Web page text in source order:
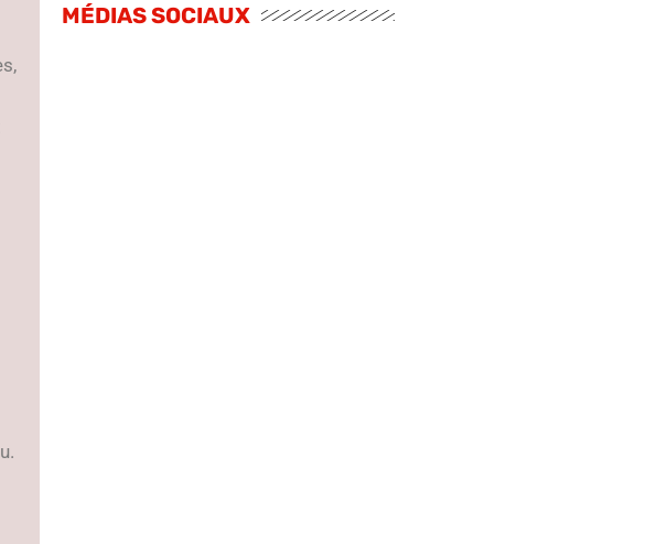
MÉDIAS SOCIAUX